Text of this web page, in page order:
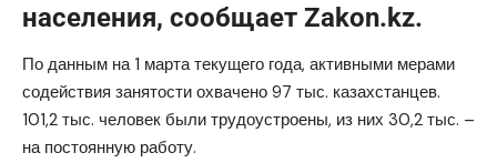
населения, сообщает Zakon.kz.
По данным на 1 марта текущего года, активными мерами
содействия занятости охвачено 97 тыс. казахстанцев.
101,2 тыс. человек были трудоустроены, из них 30,2 тыс. –
на постоянную работу.